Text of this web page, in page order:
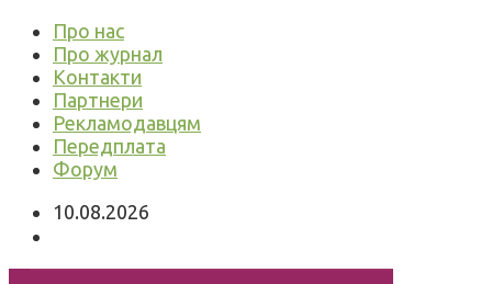
Про нас
Про журнал
Контакти
Партнери
Рекламодавцям
Передплата
Форум
10.08.2026